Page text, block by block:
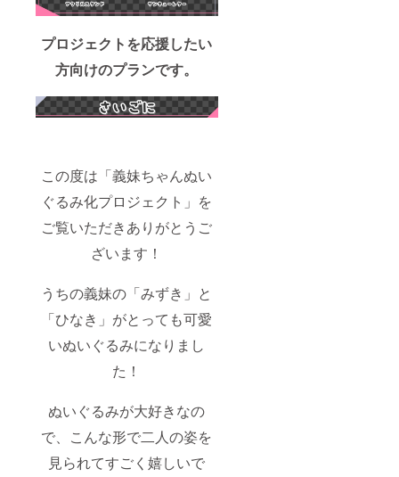
プロジェクトを応援したい
方向けのプランです。
この度は「義妹ちゃんぬい
ぐるみ化プロジェクト」を
ご覧いただきありがとうご
ざいます！
うちの義妹の「みずき」と
「ひなき」がとっても可愛
いぬいぐるみになりまし
た！
ぬいぐるみが大好きなの
で、こんな形で二人の姿を
見られてすごく嬉しいで